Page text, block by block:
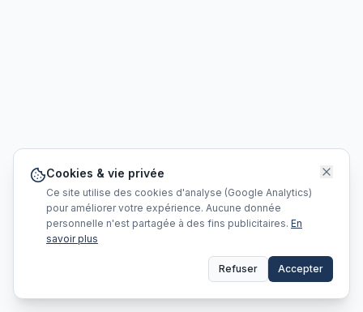
Cookies & vie privée
Ce site utilise des cookies d'analyse (Google Analytics)
pour améliorer votre expérience. Aucune donnée
personnelle n'est partagée à des fins publicitaires. En
savoir plus
Refuser Accepter